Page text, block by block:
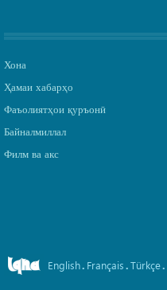
Хона
Ҳамаи хабарҳо
Фаъолиятҳои қуръонӣ
Байналмиллал
Филм ва акс
English. Français.Türkçe.